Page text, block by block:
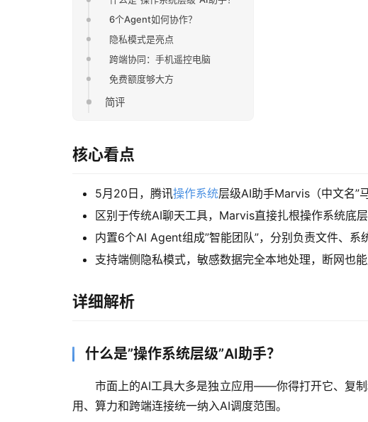
6个Agent如何协作？
隐私模式是亮点
跨端协同：手机遥控电脑
免费额度够大方
简评
核心看点
5月20日，腾讯操作系统层级AI助手Marvis（中文名”
区别于传统AI聊天工具，Marvis直接扎根操作系统底
内置6个AI Agent组成”智能团队”，分别负责文件、
支持端侧隐私模式，敏感数据完全本地处理，断网也能
详细解析
什么是”操作系统层级”AI助手？
市面上的AI工具大多是独立应用——你得打开它、复
用、算力和跨端连接统一纳入AI调度范围。